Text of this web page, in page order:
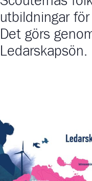
utbildningar
Det görs
Ledarskapsön.